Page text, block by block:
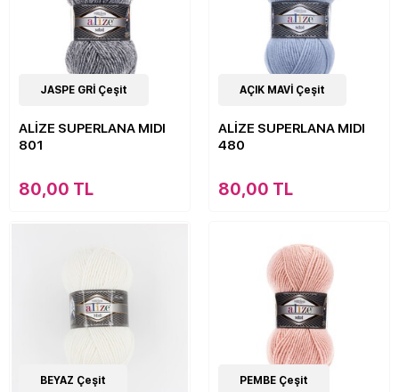
43Çeşit
JASPE GRİ Çeşit
ALİZE SUPERLANA MIDI
801
80,00 TL
44Çeşit
AÇIK MAVİ Çeşit
ALİZE SUPERLANA MIDI
480
80,00 TL
44Çeşit
BEYAZ Çeşit 43Çeşit
PEMBE Çeşit